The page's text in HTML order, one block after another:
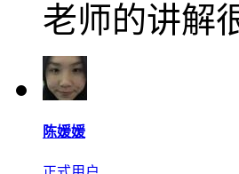
老师的讲解
陈媛媛